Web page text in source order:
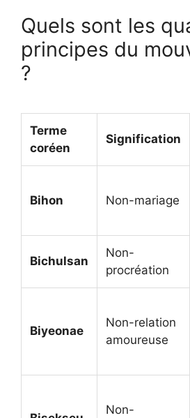
Quels sont les
principes du
?
Terme
coréen
Signification
Bihon Non-mariage
Bichulsan
Non-
procréation
Biyeonae
Non-relation
amoureuse
Non-